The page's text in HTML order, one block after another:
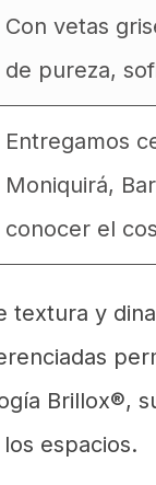
Con vetas
de pureza,
Entregamos
Moniquirá,
conocer el
y
Brillox®,
espacios.